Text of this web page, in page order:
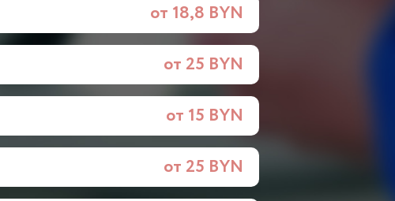
от 18,8 BYN
от 25 BYN
от 15 BYN
от 25 BYN